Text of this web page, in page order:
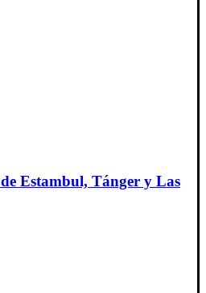
Estambul, Tánger y Las